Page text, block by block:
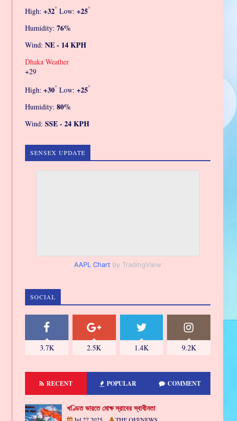
High:+32° Low:+25°
Humidity:76%
Wind:NE - 14 KPH
Dhaka Weather
+29
High:+30° Low:+25°
Humidity:80%
Wind:SSE - 24 KPH
SENSEX UPDATE
AAPL Chart by TradingView
SOCIAL
3.7K 2.5K 1.4K 9.2K
RECENT POPULAR COMMENT
খণ্ডিত ভারতে মোক্ষ স্রাবের স্বাধীনতা